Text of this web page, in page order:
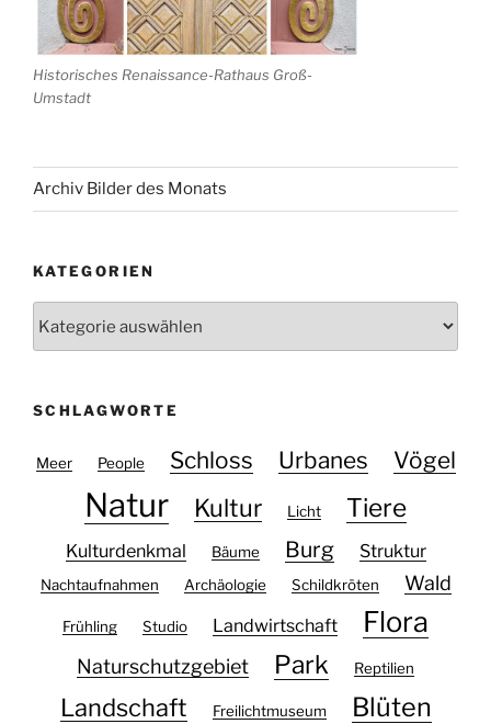
Historisches Renaissance-Rathaus Groß-
Umstadt
Archiv Bilder des Monats
KATEGORIEN
SCHLAGWORTE
Meer People Schloss Urbanes Vögel
Natur Kultur Licht Tiere
Kulturdenkmal Bäume Burg Struktur
Nachtaufnahmen Archäologie Schildkröten Wald
Frühling Studio Landwirtschaft Flora
Naturschutzgebiet Park Reptilien
Landschaft Freilichtmuseum Blüten